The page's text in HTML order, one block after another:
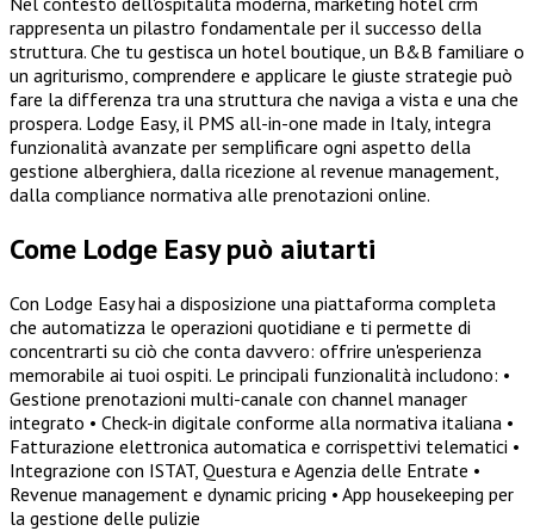
rappresenta un pilastro fondamentale per il successo della
struttura. Che tu gestisca un hotel boutique, un B&B familiare o
un agriturismo, comprendere e applicare le giuste strategie può
fare la differenza tra una struttura che naviga a vista e una che
prospera. Lodge Easy, il PMS all-in-one made in Italy, integra
funzionalità avanzate per semplificare ogni aspetto della
gestione alberghiera, dalla ricezione al revenue management,
dalla compliance normativa alle prenotazioni online.
Come Lodge Easy può aiutarti
Con Lodge Easy hai a disposizione una piattaforma completa
che automatizza le operazioni quotidiane e ti permette di
concentrarti su ciò che conta davvero: offrire un'esperienza
memorabile ai tuoi ospiti. Le principali funzionalità includono: •
Gestione prenotazioni multi-canale con channel manager
integrato • Check-in digitale conforme alla normativa italiana •
Fatturazione elettronica automatica e corrispettivi telematici •
Integrazione con ISTAT, Questura e Agenzia delle Entrate •
Revenue management e dynamic pricing • App housekeeping per
la gestione delle pulizie